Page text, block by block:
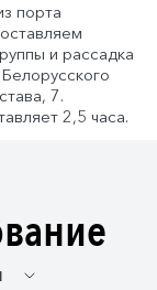
порта
и рассадка
7.
2,5 часа.